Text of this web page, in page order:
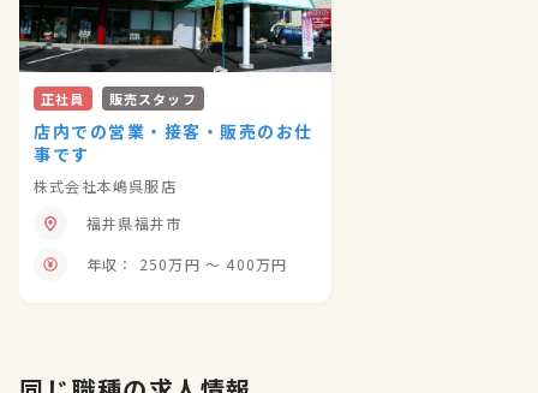
正社員 販売スタッフ
店内での営業・接客・販売のお仕
事です
株式会社本嶋呉服店
福井県福井市
年収： 250万円 〜 400万円